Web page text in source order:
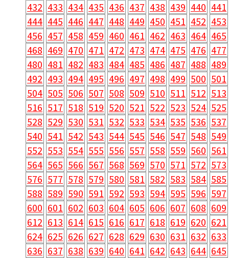
432 433 434 435 436 437 438 439 440 441
444 445 446 447 448 449 450 451 452 453
456 457 458 459 460 461 462 463 464 465
468 469 470 471 472 473 474 475 476 477
480 481 482 483 484 485 486 487 488 489
492 493 494 495 496 497 498 499 500 501
504 505 506 507 508 509 510 511 512 513
516 517 518 519 520 521 522 523 524 525
528 529 530 531 532 533 534 535 536 537
540 541 542 543 544 545 546 547 548 549
552 553 554 555 556 557 558 559 560 561
564 565 566 567 568 569 570 571 572 573
576 577 578 579 580 581 582 583 584 585
588 589 590 591 592 593 594 595 596 597
600 601 602 603 604 605 606 607 608 609
612 613 614 615 616 617 618 619 620 621
624 625 626 627 628 629 630 631 632 633
636 637 638 639 640 641 642 643 644 645